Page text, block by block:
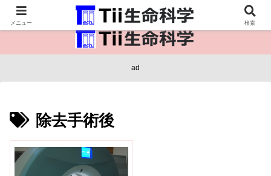
医療保健・生命・生物の情報インフラ。
ad
除去手術後
メニュー 検索